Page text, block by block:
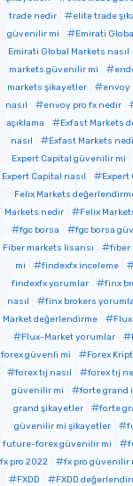
trade nedir
elite trade
güvenilir mi
Emirati
Emirati Global Markets nasıl
markets güvenilir mi
markets şikayetler
envoy
nasıl
envoy pro fx nedir
açıklama
Exfast Markets
nasıl
Exfast Markets
Expert Capital güvenilir mi
Expert Capital nasıl
Expert
Felix Markets
Markets nedir
Felix
fgc borsa
fgc borsa
Fiber markets lisansı
fiber
mi
findexfx inceleme
findexfx yorumlar
finx
nasıl
finx brokers
Market değerlendirme
Flux-Market yorumlar
forex güvenli mi
Forex
forex tıj nasıl
forex tıj
güvenilir mi
forte grand
grand şikayetler
forte
güvenilir mi şikayetler
future-forex güvenilir mi
fx pro 2022
fx pro güvenilir
FXDD
FXDD